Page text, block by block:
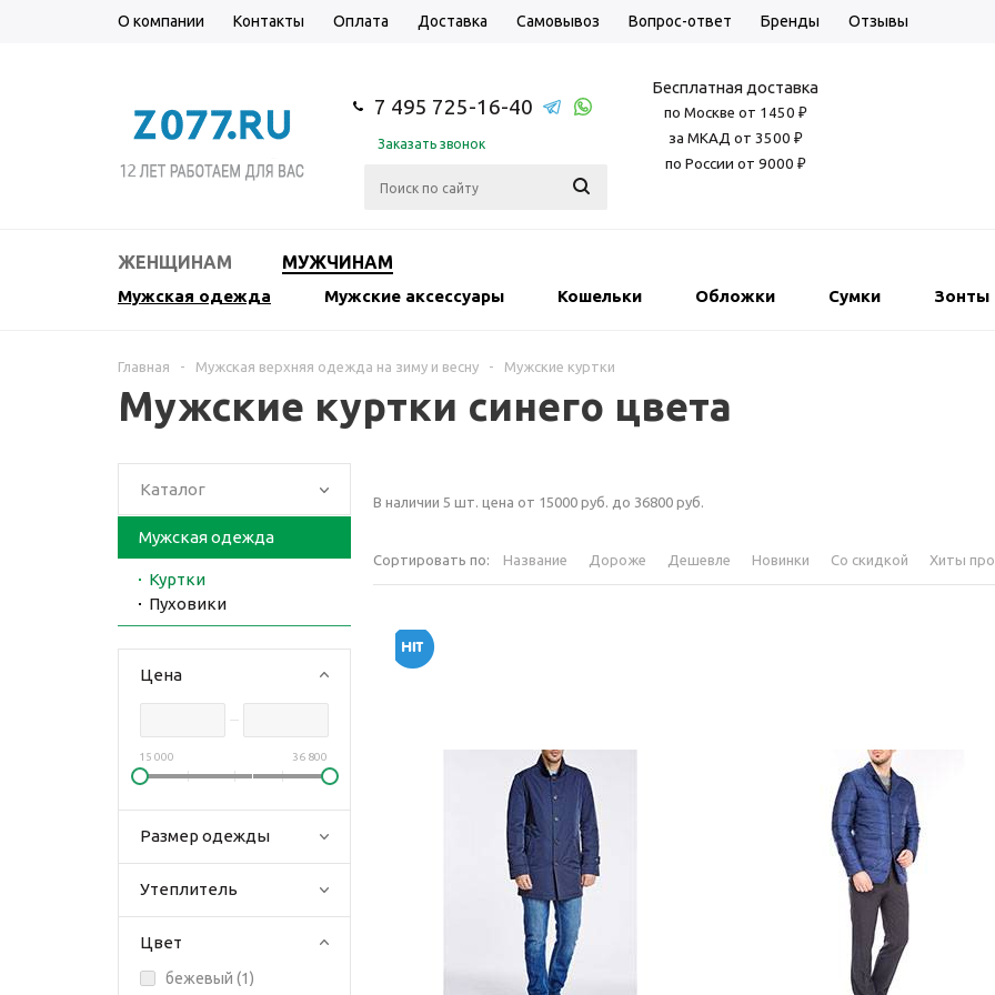
О компании Контакты Оплата Доставка Самовывоз Вопрос-ответ Бренды Отзывы
7 495 725-16-40
Заказать звонок
Бесплатная доставка
по Москве от 1450 ₽
за МКАД от 3500 ₽
по России от 9000 ₽
ЖЕНЩИНАМ МУЖЧИНАМ
Мужская одежда Мужские аксессуары Кошельки Обложки Сумки Зонты
Главная - Мужская верхняя одежда на зиму и весну - Мужские куртки
Мужские куртки синего цвета
Каталог
Мужская одежда
Куртки
Пуховики
Цена
15 000 36 800
Размер одежды
Утеплитель
Цвет
бежевый (1)
В наличии 5 шт. цена от 15000 руб. до 36800 руб.
Сортировать по: Название Дороже Дешевле Новинки Со скидкой Хиты